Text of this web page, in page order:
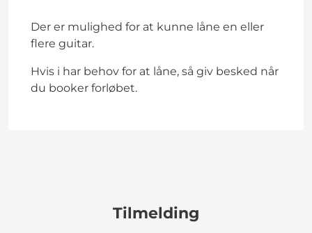
Der er mulighed for at kunne låne en eller
flere guitar.
Hvis i har behov for at låne, så giv besked når
du booker forløbet.
Tilmelding